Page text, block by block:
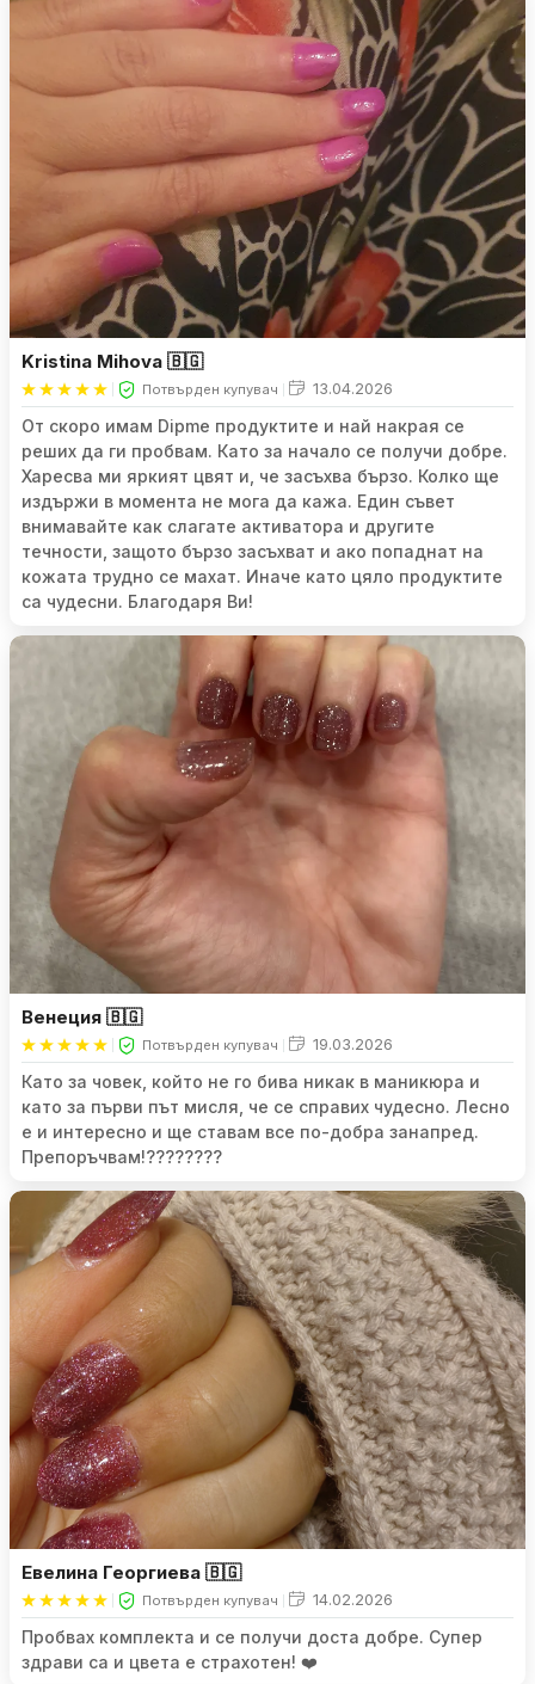
Kristina Mihova 🇧🇬
Потвърден купувач 13.04.2026
От скоро имам Dipme продуктите и най накрая се
реших да ги пробвам. Като за начало се получи добре.
Харесва ми яркият цвят и, че засъхва бързо. Колко ще
издържи в момента не мога да кажа. Един съвет
внимавайте как слагате активатора и другите
течности, защото бързо засъхват и ако попаднат на
кожата трудно се махат. Иначе като цяло продуктите
са чудесни. Благодаря Ви!
Венеция 🇧🇬
Потвърден купувач 19.03.2026
Като за човек, който не го бива никак в маникюра и
като за първи път мисля, че се справих чудесно. Лесно
е и интересно и ще ставам все по-добра занапред.
Препоръчвам!????????
Евелина Георгиева 🇧🇬
Потвърден купувач 14.02.2026
Пробвах комплекта и се получи доста добре. Супер
здрави са и цвета е страхотен! ❤️